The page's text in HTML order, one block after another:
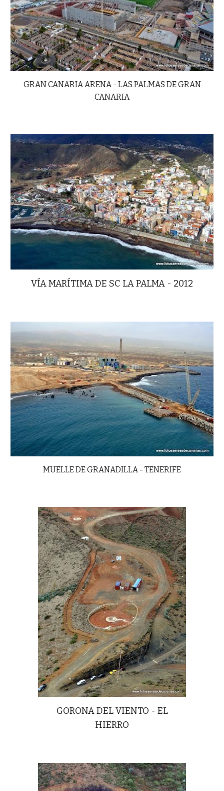
GRAN CANARIA ARENA - LAS PALMAS DE GRAN
CANARIA
VÍA MARÍTIMA DE SC LA PALMA - 2012
MUELLE DE GRANADILLA - TENERIFE
GORONA DEL VIENTO - EL
HIERRO